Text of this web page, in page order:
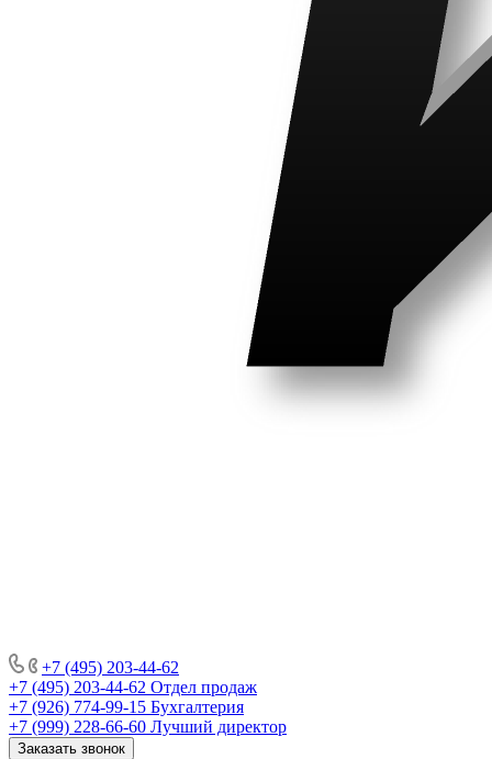
+7 (495) 203-44-62
+7 (495) 203-44-62 Отдел продаж
+7 (926) 774-99-15 Бухгалтерия
+7 (999) 228-66-60 Лучший директор
Заказать звонок